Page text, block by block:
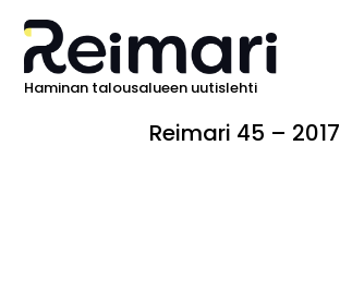
Haminan talousalueen uutislehti
Reimari 45 – 2017